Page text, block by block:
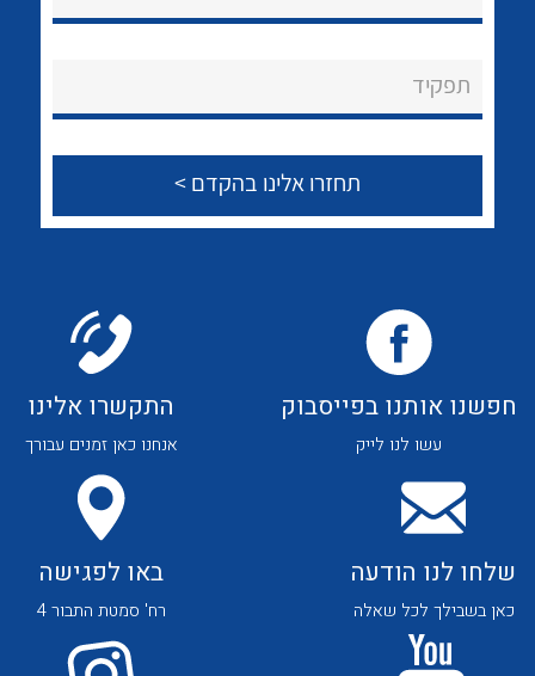
נקודות מכירה
שירותי תמיכה
לכל מוצרי היצרן לכל מוצרי היצרן
תפקיד
חפשנו אותנו בפייסבוק
עשו לנו לייק
התקשרו אלינו
אנחנו כאן זמנים עבורך
שלחו לנו הודעה
כאן בשבילך לכל שאלה
באו לפגישה
רח' סמטת התבור 4